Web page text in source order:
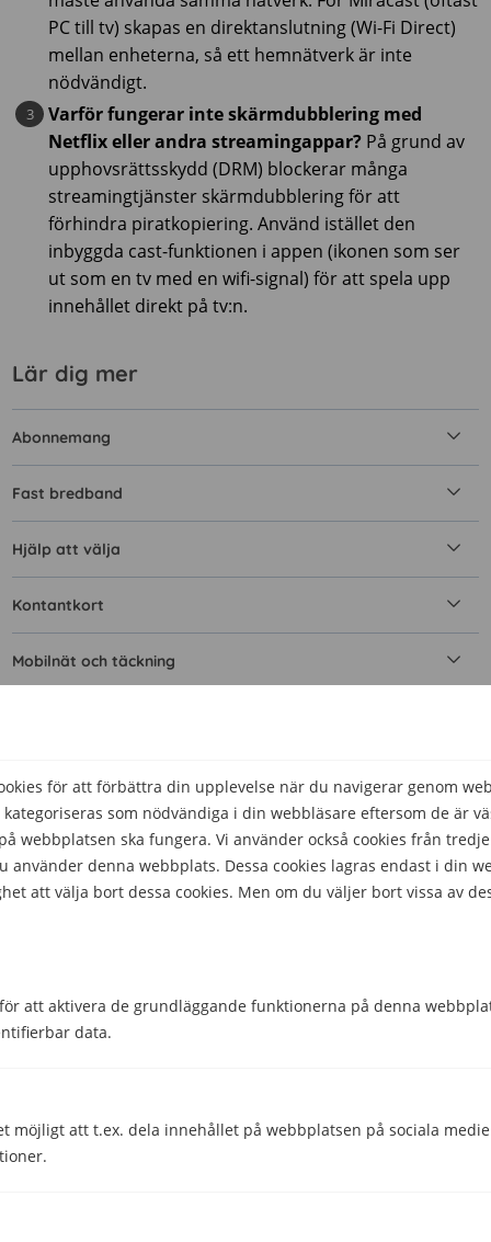
för att förbättra din upplevelse när du navigerar genom
kategoriseras som nödvändiga i din webbläsare eftersom de är
webbplatsen ska fungera. Vi använder också cookies från
använder denna webbplats. Dessa cookies lagras endast i din
att välja bort dessa cookies. Men om du väljer bort vissa av
att aktivera de grundläggande funktionerna på denna
data.
möjligt att t.ex. dela innehållet på webbplatsen på sociala
PC till tv) skapas en direktanslutning (Wi-Fi Direct)
mellan enheterna, så ett hemnätverk är inte
nödvändigt.
Varför fungerar inte skärmdubblering med
Netflix eller andra streamingappar? På grund av
upphovsrättsskydd (DRM) blockerar många
streamingtjänster skärmdubblering för att
förhindra piratkopiering. Använd istället den
inbyggda cast-funktionen i appen (ikonen som ser
ut som en tv med en wifi-signal) för att spela upp
innehållet direkt på tv:n.
Lär dig mer
Abonnemang
Fast bredband
Hjälp att välja
Kontantkort
Mobilnät och täckning
Surfa
Teknik
Utomlands
Skriven av